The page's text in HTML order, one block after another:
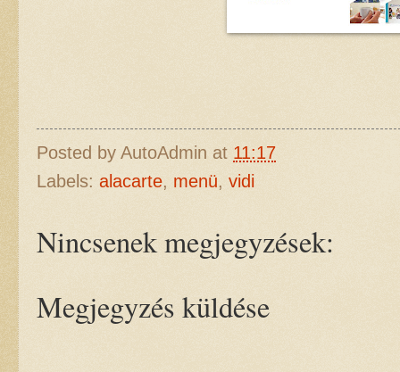
Posted by AutoAdmin at 11:17
Labels: alacarte, menü, vidi
Nincsenek megjegyzések:
Megjegyzés küldése